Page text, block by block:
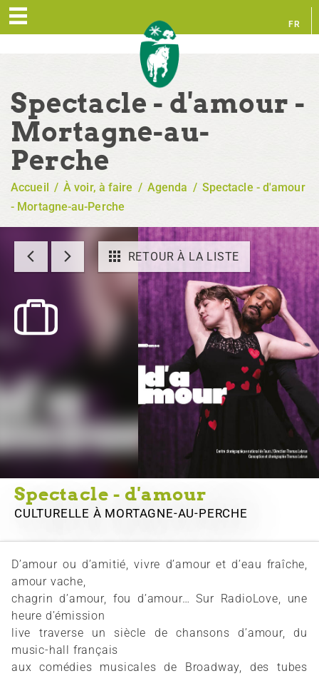
FR
Spectacle - d'amour -
Mortagne-au-
Perche
Accueil / À voir, à faire / Agenda / Spectacle - d'amour
- Mortagne-au-Perche
RETOUR À LA LISTE
Spectacle - d'amour
CULTURELLE À MORTAGNE-AU-PERCHE
D’amour ou d’amitié, vivre d’amour et d’eau fraîche,
amour vache,
chagrin d’amour, fou d’amour… Sur RadioLove, une
heure d’émission
live traverse un siècle de chansons d’amour, du
music-hall français
aux comédies musicales de Broadway, des tubes